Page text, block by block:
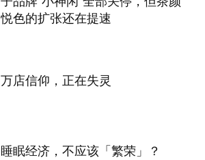
悦色的扩张还在提速
万店信仰，正在失灵
睡眠经济，不应该「繁荣」？